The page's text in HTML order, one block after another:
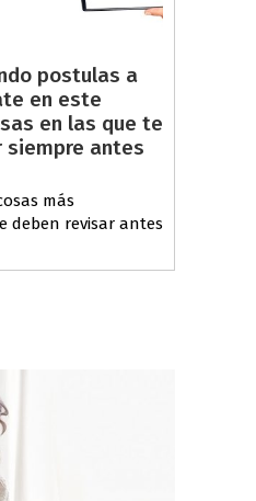
postulas a
en este
en las que te
antes
más
deben revisar antes